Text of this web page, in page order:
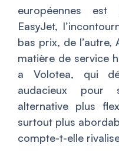
européennes est
EasyJet,
bas prix, de l’autre,
matière de service
a Volotea, qui
audacieux pour
alternative plus
surtout plus
compte-t-elle